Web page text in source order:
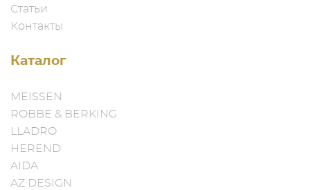
Статьи
Контакты
Каталог
MEISSEN
ROBBE & BERKING
LLADRO
HEREND
AIDA
AZ DESIGN